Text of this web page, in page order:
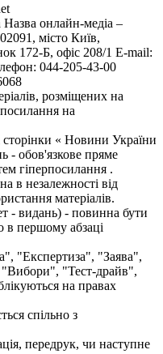
онлайн-медіа –
місто Київ,
Б, офіс 208/1 E-mail:
044-205-43-00
розміщених на
на
сторінки « Новини України
- обов'язкове пряме
гіперпосилання .
в незалежності від
матеріалів.
- видань) - повинна бути
в першому абзаці
"Експертиза", "Заява",
"Тест-драйв",
на правах
спільно з
передрук, чи наступне